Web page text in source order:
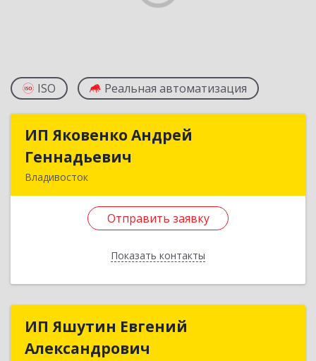
ISO Реальная автоматизация
ИП Яковенко Андрей
Геннадьевич
Владивосток
Отправить заявку
Показать контакты
ИП Яковенко Андрей
Тунгусская ул, дом № 44, кв.279
ИП Яшутин Евгений
Александрович
ИП Яшутин Евгений